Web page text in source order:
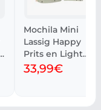
Mochila Mini
Lassig Happy
Prits en Light
Olive
33,99€